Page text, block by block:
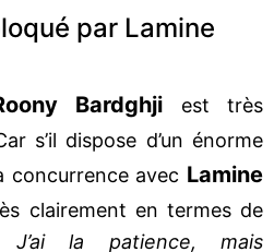
par Lamine
Bardghji est très
s’il dispose d’un énorme
avec Lamine
clairement en termes de
la patience, mais